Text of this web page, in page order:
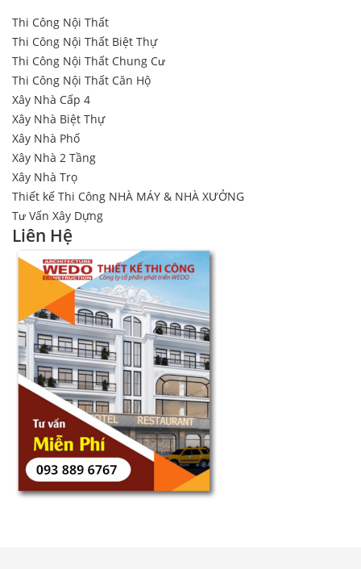
Thi Công Nội Thất
Thi Công Nội Thất Biệt Thự
Thi Công Nội Thất Chung Cư
Thi Công Nội Thất Căn Hộ
Xây Nhà Cấp 4
Xây Nhà Biệt Thự
Xây Nhà Phố
Xây Nhà 2 Tầng
Xây Nhà Trọ
Thiết kế Thi Công NHÀ MÁY & NHÀ XƯỞNG
Tư Vấn Xây Dựng
Liên Hệ